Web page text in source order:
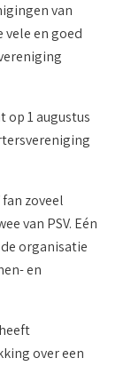
van
vele en goed
1 augustus
zoveel
van PSV. Eén
organisatie
en
over een